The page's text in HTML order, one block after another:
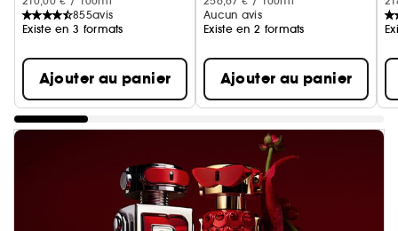
855avis
Existe en 3 formats
Ajouter au panier
Aucun avis
Existe en 2 formats
Ajouter au panier